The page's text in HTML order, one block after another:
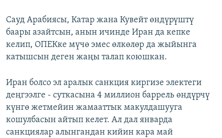
Сауд Арабиясы, Катар жана Кувейт өндүрүштү
баары азайтсын, анын ичинде Иран да кепке
келип, ОПЕКке мүчө эмес өлкөлөр да жыйынга
катышсын деген жаңы талап коюшкан.
Иран болсо эл аралык санкция киргизе электеги
деңгээлге - суткасына 4 миллион баррель өндүрчү
күнгө жетмейин жамааттык макулдашууга
кошулбасын айтып келет. Ал дал январда
санкциялар алынгандан кийин кара май